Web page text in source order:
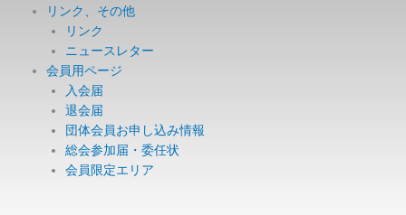
リンク、その他
リンク
ニュースレター
会員用ページ
入会届
退会届
団体会員お申し込み情報
総会参加届・委任状
会員限定エリア